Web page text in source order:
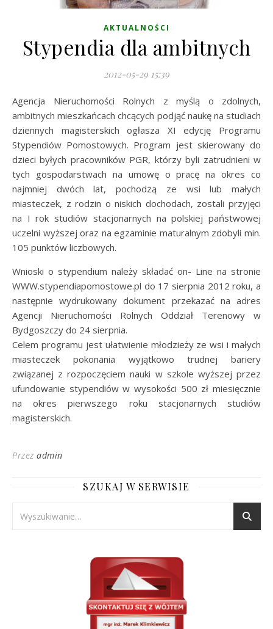
AKTUALNOŚCI
Stypendia dla ambitnych
2012-05-29 15:39
Agencja Nieruchomości Rolnych z myślą o zdolnych,
ambitnych mieszkańcach chcących podjąć naukę na studiach
dziennych magisterskich ogłasza XI edycję Programu
Stypendiów Pomostowych. Program jest skierowany do
dzieci byłych pracowników PGR, którzy byli zatrudnieni w
tych gospodarstwach na umowę o pracę na okres co
najmniej dwóch lat, pochodzą ze wsi lub małych
miasteczek, z rodzin o niskich dochodach, zostali przyjęci
na I rok studiów stacjonarnych na polskiej państwowej
uczelni wyższej oraz na egzaminie maturalnym zdobyli min.
105 punktów liczbowych.
Wnioski o stypendium należy składać on- Line na stronie
WWW.stypendiapomostowe.pl do 17 sierpnia 2012 roku, a
następnie wydrukowany dokument przekazać na adres
Agencji Nieruchomości Rolnych Oddział Terenowy w
Bydgoszczy do 24 sierpnia.
Celem programu jest ułatwienie młodzieży ze wsi i małych
miasteczek pokonania wyjątkowo trudnej bariery
związanej z rozpoczęciem nauki w szkole wyższej przez
ufundowanie stypendiów w wysokości 500 zł miesięcznie
na okres pierwszego roku stacjonarnych studiów
magisterskich.
Przez admin
SZUKAJ W SERWISIE